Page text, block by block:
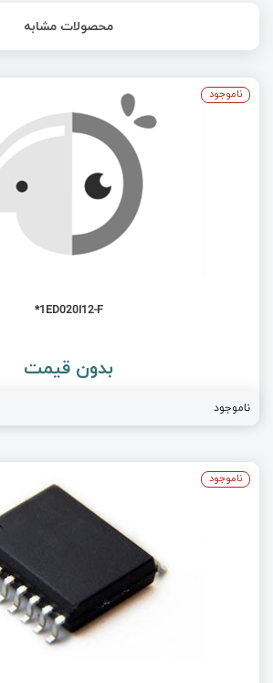
محصولات مشابه
1ED020I12-F*
بدون قیمت
ناموجود
ناموجود
ناموجود